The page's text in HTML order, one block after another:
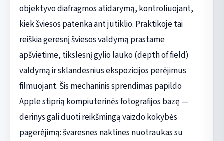
objektyvo diafragmos atidarymą, kontroliuojant,
kiek šviesos patenka ant jutiklio. Praktikoje tai
reiškia geresnį šviesos valdymą prastame
apšvietime, tikslesnį gylio lauko (depth of field)
valdymą ir sklandesnius ekspozicijos perėjimus
filmuojant. Šis mechaninis sprendimas papildo
Apple stiprią kompiuterinės fotografijos bazę —
derinys gali duoti reikšmingą vaizdo kokybės
pagerėjimą: švaresnes naktines nuotraukas su